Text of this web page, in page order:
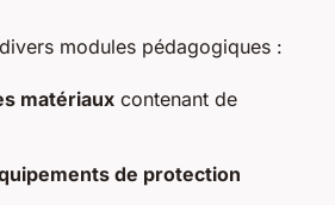
modules pédagogiques :
matériaux contenant de
de protection